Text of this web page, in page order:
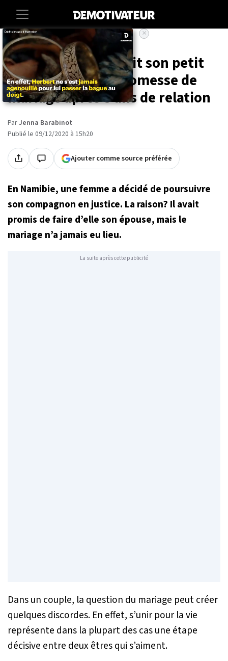
Accueil Societe Insolite
Une femme poursuit son petit
ami pour fausse promesse de
mariage après 8 ans de relation
ParJenna Barabinot
Publié le 09/12/2020 à 15h20
Ajouter comme source préférée
×
En Namibie, une femme a décidé de poursuivre
son compagnon en justice. La raison? Il avait
promis de faire d’elle son épouse, mais le
mariage n’a jamais eu lieu.
La suite après cette publicité
Dans un couple, la question du mariage peut créer
quelques discordes. En effet, s’unir pour la vie
représente dans la plupart des cas une étape
décisive entre deux êtres qui s’aiment.